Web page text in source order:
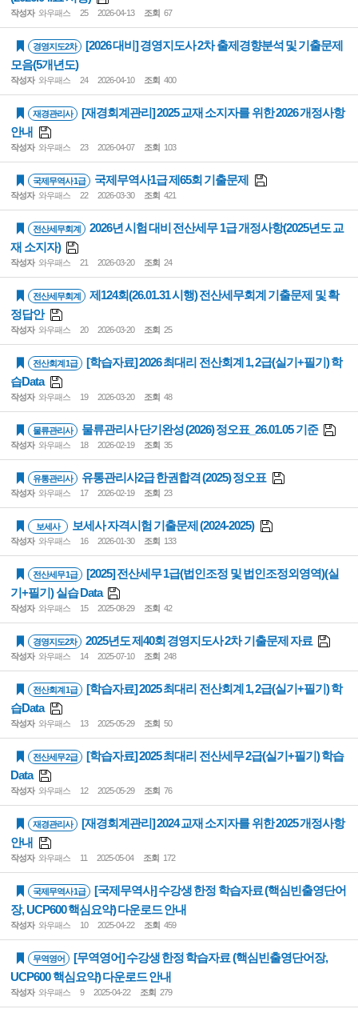
작성자 와우패스 25 2026-04-13 조회 67
경영지도2차
[2026 대비] 경영지도사 2차 출제경향분석 및 기출문제
모음(5개년도)
작성자 와우패스 24 2026-04-10 조회 400
재경관리사
[재경회계관리] 2025 교재 소지자를 위한 2026 개정사항
안내
작성자 와우패스 23 2026-04-07 조회 103
국제무역사 1급 국제무역사1급 제65회 기출문제
작성자 와우패스 22 2026-03-30 조회 421
전산세무회계
2026년 시험 대비 전산세무 1급 개정사항(2025년도 교
재 소지자)
작성자 와우패스 21 2026-03-20 조회 24
전산세무회계
제124회(26.01.31 시행) 전산세무회계 기출문제 및 확
정답안
작성자 와우패스 20 2026-03-20 조회 25
전산회계 1급
[학습자료] 2026 최대리 전산회계 1, 2급(실기+필기) 학
습Data
작성자 와우패스 19 2026-03-20 조회 48
물류관리사 물류관리사 단기완성 (2026) 정오표_26.01.05 기준
작성자 와우패스 18 2026-02-19 조회 35
유통관리사 유통관리사2급 한권합격 (2025) 정오표
작성자 와우패스 17 2026-02-19 조회 23
보세사 보세사 자격시험 기출문제 (2024-2025)
작성자 와우패스 16 2026-01-30 조회 133
전산세무 1급
[2025] 전산세무 1급(법인조정 및 법인조정외영역)(실
기+필기) 실습 Data
작성자 와우패스 15 2025-08-29 조회 42
경영지도2차 2025년도 제40회 경영지도사 2차 기출문제 자료
작성자 와우패스 14 2025-07-10 조회 248
전산회계 1급
[학습자료] 2025 최대리 전산회계 1, 2급(실기+필기) 학
습Data
작성자 와우패스 13 2025-05-29 조회 50
전산세무 2급
[학습자료] 2025 최대리 전산세무 2급(실기+필기) 학습
Data
작성자 와우패스 12 2025-05-29 조회 76
재경관리사
[재경회계관리] 2024 교재 소지자를 위한 2025 개정사항
안내
작성자 와우패스 11 2025-05-04 조회 172
국제무역사 1급
[국제무역사] 수강생 한정 학습자료 (핵심빈출영단어
장, UCP600 핵심요약) 다운로드 안내
작성자 와우패스 10 2025-04-22 조회 459
무역영어
[무역영어] 수강생 한정 학습자료 (핵심빈출영단어장,
UCP600 핵심요약) 다운로드 안내
작성자 와우패스 9 2025-04-22 조회 279